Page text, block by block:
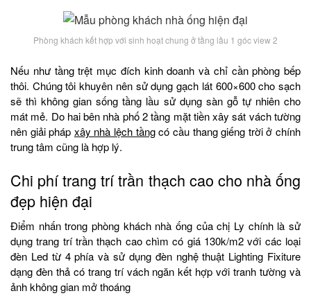
Phòng khách kết hợp với sinh hoạt chung ở tầng lầu 1 góc view 2
Nếu như tầng trệt mục đích kinh doanh và chỉ cần phòng bếp
thôi. Chúng tôi khuyên nên sử dụng gạch lát 600×600 cho sạch
sẽ thì không gian sống tầng lầu sử dụng sàn gỗ tự nhiên cho
mát mẻ. Do hai bên nhà phố 2 tầng mặt tiền xây sát vách tường
nên giải pháp xây nhà lệch tầngcó cầu thang giếng trời ở chính
trung tâm cũng là hợp lý.
Chi phí trang trí trần thạch cao cho nhà ống
đẹp hiện đại
Điểm nhấn trong phòng khách nhà ống của chị Ly chính là sử
dụng trang trí trần thạch cao chìm có giá 130k/m2 với các loại
đèn Led từ 4 phía và sử dụng đèn nghệ thuật Lighting Fixiture
dạng đèn thả có trang trí vách ngăn kết hợp với tranh tường và
ảnh không gian mở thoáng